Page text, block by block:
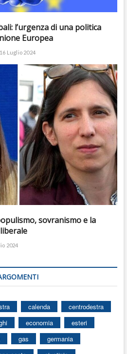
l’urgenza di una politica
Europea
Luglio 2024
sovranismo e la
2024
calenda
centrodestra
economia
esteri
gas
germania